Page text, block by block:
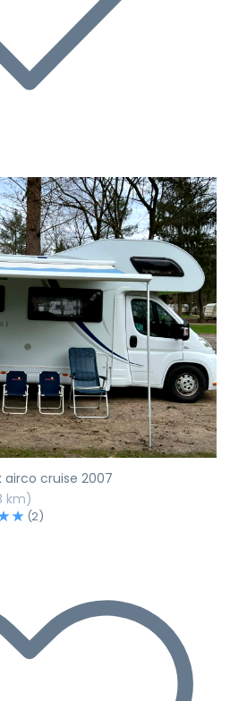
airco cruise 2007
km)
(2)